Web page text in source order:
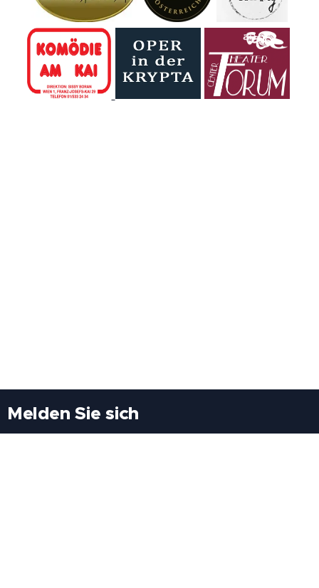
Melden Sie sich